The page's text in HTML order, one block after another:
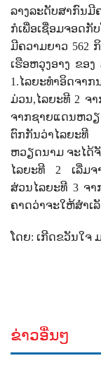
ລາງລະດັບສາກົນມີ
ກໍເພື່ອເຊື່ອມຈອດກັ
ມີຄວາມຍາວ 562
ເຮືອຫວຸງອາງ ຂອ
1.ໄລຍະທໍາອິດຈາ
ມ່ວນ,ໄລຍະທີ 2 ຈ
ຈາກຊາຍແດນຫວ
ຕົກກັນວ່າໄລຍະທີ
ຫວຽດນາມ ຈະໄດ້
ໄລຍະທີ 2 ເລີ່ມຈ
ສ່ວນໄລຍະທີ 3ຈາ
ຄາດວ່າຈະໃຫ້ສໍາເ
ໂດຍ: ເກີດຂວັນໃຈ
ຂ່າວອື່ນໆ